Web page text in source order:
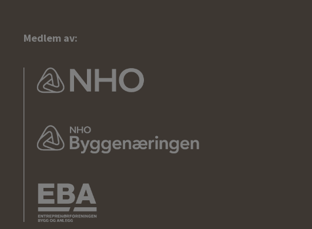
Medlem av: